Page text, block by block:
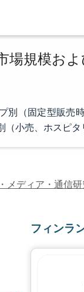
場規模お
別（固定型販
小売、ホスピ
メディア・通信研
フィンラ